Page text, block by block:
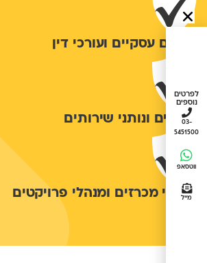
יועצים עסקיים ועורכי דין
קבלנים ונותני שירותים
מנהלי מכרזים ומנהלי פרויקטים
לפרטים
נוספים
03-
5451500
ווטסאפ
מייל